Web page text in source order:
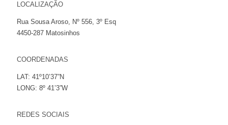
LOCALIZAÇÃO
Rua Sousa Aroso, Nº 556, 3º Esq
4450-287 Matosinhos
COORDENADAS
LAT: 41º10’37”N
LONG: 8º 41’3”W
REDES SOCIAIS